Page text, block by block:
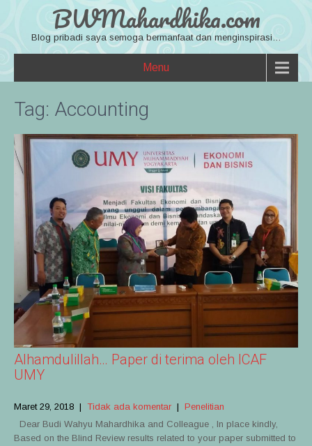
BWMahardhika.com
Blog pribadi saya semoga bermanfaat dan menginspirasi…
Menu
Tag: Accounting
Alhamdulillah… Paper di terima oleh ICAF
UMY
Maret 29, 2018 | Tidak ada komentar | Penelitian
Dear Budi Wahyu Mahardhika and Colleague , In place kindly,
Based on the Blind Review results related to your paper submitted to